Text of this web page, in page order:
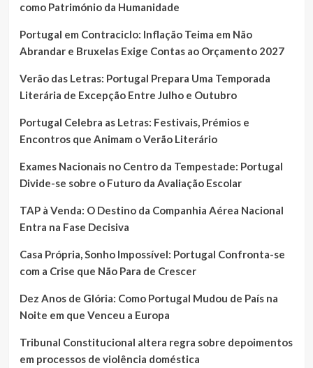
como Património da Humanidade
Portugal em Contraciclo: Inflação Teima em Não
Abrandar e Bruxelas Exige Contas ao Orçamento 2027
Verão das Letras: Portugal Prepara Uma Temporada
Literária de Excepção Entre Julho e Outubro
Portugal Celebra as Letras: Festivais, Prémios e
Encontros que Animam o Verão Literário
Exames Nacionais no Centro da Tempestade: Portugal
Divide-se sobre o Futuro da Avaliação Escolar
TAP à Venda: O Destino da Companhia Aérea Nacional
Entra na Fase Decisiva
Casa Própria, Sonho Impossível: Portugal Confronta-se
com a Crise que Não Para de Crescer
Dez Anos de Glória: Como Portugal Mudou de País na
Noite em que Venceu a Europa
Tribunal Constitucional altera regra sobre depoimentos
em processos de violência doméstica